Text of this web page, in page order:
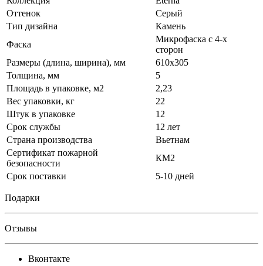
Оттенок
Серый
Тип дизайна
Камень
Фаска
Микрофаска с 4-х
сторон
Размеры (длина, ширина), мм
610х305
Толщина, мм
5
Площадь в упаковке, м2
2,23
Вес упаковки, кг
22
Штук в упаковке
12
Срок службы
12 лет
Страна производства
Вьетнам
Сертификат пожарной
безопасности
КМ2
Срок поставки
5-10 дней
Подарки
Отзывы
Вконтакте